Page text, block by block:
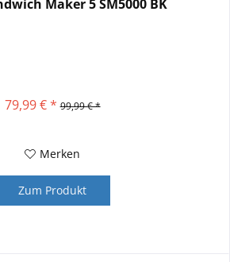
Maker 5 SM5000 BK
79,99 € * 99,99 € *
Merken
Zum Produkt